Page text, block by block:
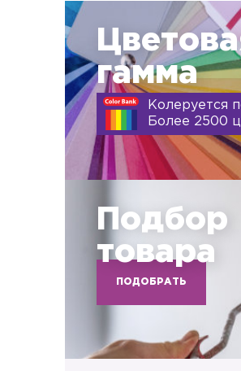
гамма
Колеруется
Более 2500
Подбор
товара
ПОДОБРАТЬ